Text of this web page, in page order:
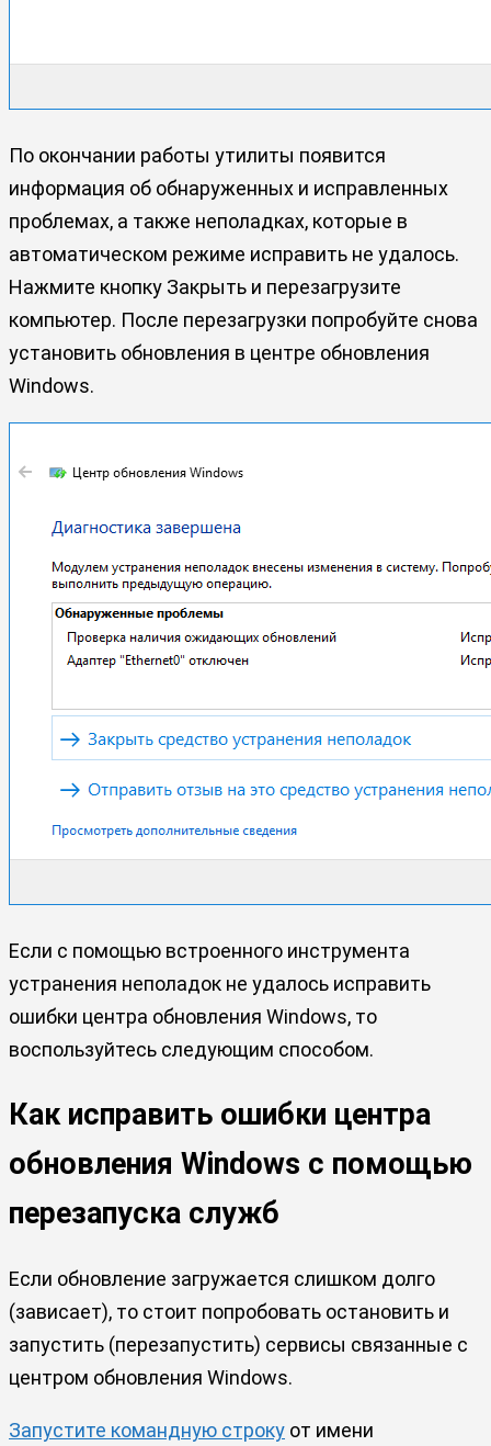
По окончании работы утилиты появится
информация об обнаруженных и исправленных
проблемах, а также неполадках, которые в
автоматическом режиме исправить не удалось.
Нажмите кнопку Закрыть и перезагрузите
компьютер. После перезагрузки попробуйте снова
установить обновления в центре обновления
Windows.
Если с помощью встроенного инструмента
устранения неполадок не удалось исправить
ошибки центра обновления Windows, то
воспользуйтесь следующим способом.
Как исправить ошибки центра
обновления Windows с помощью
перезапуска служб
Если обновление загружается слишком долго
(зависает), то стоит попробовать остановить и
запустить (перезапустить) сервисы связанные с
центром обновления Windows.
Запустите командную строку от имени